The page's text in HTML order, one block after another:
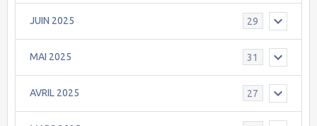
JUIN 2025 29
MAI 2025 31
AVRIL 2025 27